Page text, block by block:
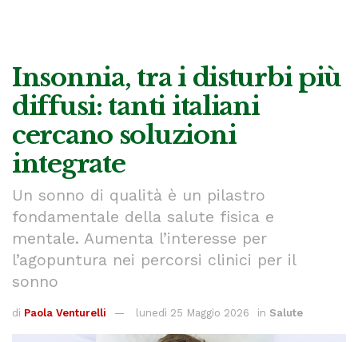
Insonnia, tra i disturbi più
diffusi: tanti italiani
cercano soluzioni
integrate
Un sonno di qualità è un pilastro
fondamentale della salute fisica e
mentale. Aumenta l’interesse per
l’agopuntura nei percorsi clinici per il
sonno
di Paola Venturelli lunedì 25 Maggio 2026 in Salute